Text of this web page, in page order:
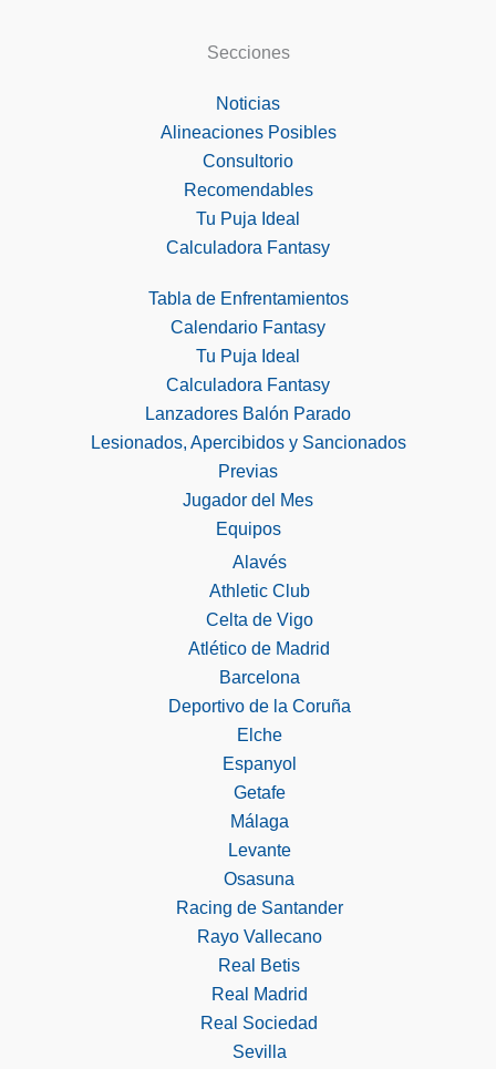
Secciones
Noticias
Alineaciones Posibles
Consultorio
Recomendables
Tu Puja Ideal
Calculadora Fantasy
Tabla de Enfrentamientos
Calendario Fantasy
Tu Puja Ideal
Calculadora Fantasy
Lanzadores Balón Parado
Lesionados, Apercibidos y Sancionados
Previas
Jugador del Mes
Equipos
Alavés
Athletic Club
Celta de Vigo
Atlético de Madrid
Barcelona
Deportivo de la Coruña
Elche
Espanyol
Getafe
Málaga
Levante
Osasuna
Racing de Santander
Rayo Vallecano
Real Betis
Real Madrid
Real Sociedad
Sevilla